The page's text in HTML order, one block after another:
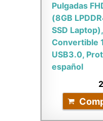
Pulgadas
(8GB
SSD
Convertible
USB3.0,
español